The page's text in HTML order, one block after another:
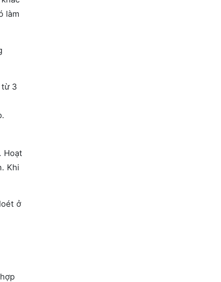
làm
từ 3
Hoạt
Khi
ở